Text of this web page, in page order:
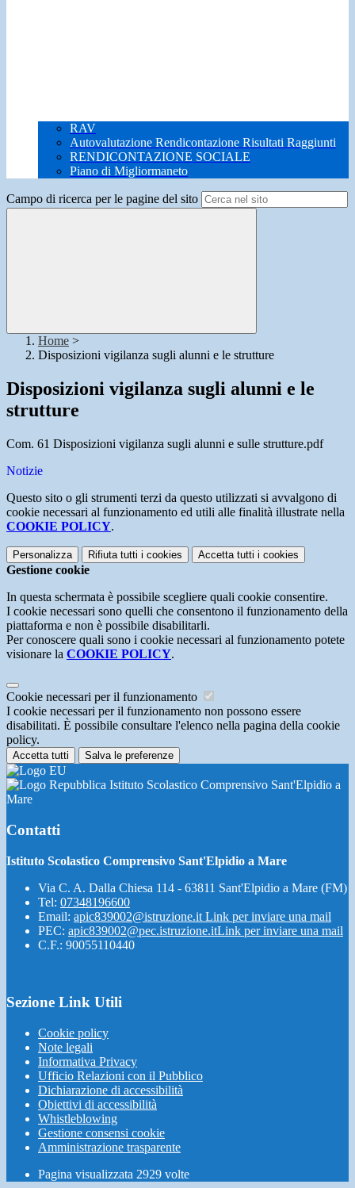
RAV
Autovalutazione Rendicontazione Risultati Raggiunti
RENDICONTAZIONE SOCIALE
Piano di Migliormaneto
Campo di ricerca per le pagine del sito
Home >
Disposizioni vigilanza sugli alunni e le strutture
Disposizioni vigilanza sugli alunni e le
strutture
Com. 61 Disposizioni vigilanza sugli alunni e sulle strutture.pdf
Notizie
Questo sito o gli strumenti terzi da questo utilizzati si avvalgono di
cookie necessari al funzionamento ed utili alle finalità illustrate nella
COOKIE POLICY.
Personalizza Rifiuta tutti i cookies Accetta tutti i cookies
Gestione cookie
In questa schermata è possibile scegliere quali cookie consentire.
I cookie necessari sono quelli che consentono il funzionamento della
piattaforma e non è possibile disabilitarli.
Per conoscere quali sono i cookie necessari al funzionamento potete
visionare la COOKIE POLICY.
Cookie necessari per il funzionamento
I cookie necessari per il funzionamento non possono essere
disabilitati. È possibile consultare l'elenco nella pagina della cookie
policy.
Accetta tutti Salva le preferenze
Istituto Scolastico Comprensivo Sant'Elpidio a
Mare
Contatti
Istituto Scolastico Comprensivo Sant'Elpidio a Mare
Via C. A. Dalla Chiesa 114 - 63811 Sant'Elpidio a Mare (FM)
Tel: 07348196600
Email: apic839002@istruzione.it Link per inviare una mail
PEC: apic839002@pec.istruzione.itLink per inviare una mail
C.F.: 90055110440
Sezione Link Utili
Cookie policy
Note legali
Informativa Privacy
Ufficio Relazioni con il Pubblico
Dichiarazione di accessibilità
Obiettivi di accessibilità
Whistleblowing
Gestione consensi cookie
Amministrazione trasparente
Pagina visualizzata 2929 volte